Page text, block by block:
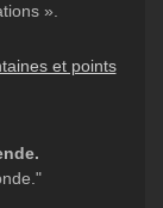
».
et points